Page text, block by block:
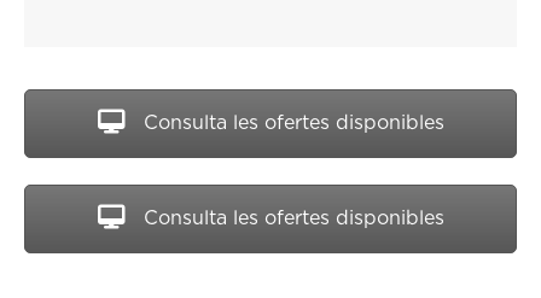
Consulta les ofertes disponibles
Consulta les ofertes disponibles